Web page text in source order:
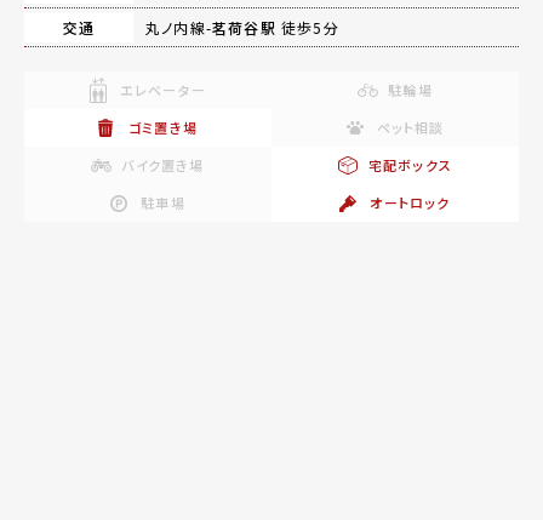
交通
丸ノ内線-茗荷谷駅 徒歩5分
エレベーター
駐輪場
ゴミ置き場
ペット相談
バイク置き場
宅配ボックス
駐車場
オートロック